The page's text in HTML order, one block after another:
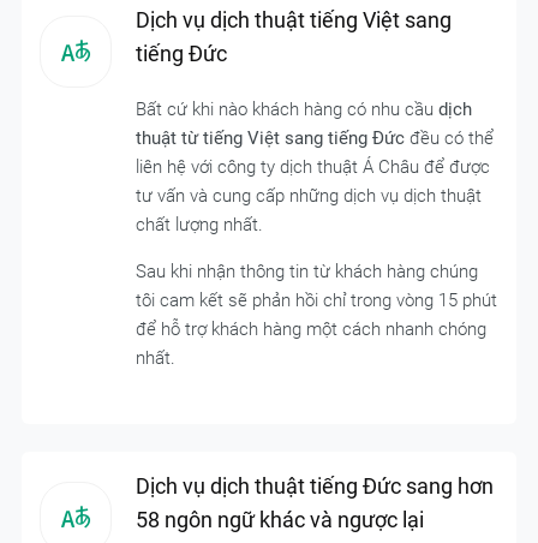
Dịch vụ dịch thuật tiếng Việt sang
tiếng Đức
Bất cứ khi nào khách hàng có nhu cầu dịch
thuật từ tiếng Việt sang tiếng Đứcđều có thể
liên hệ với công ty dịch thuật Á Châu để được
tư vấn và cung cấp những dịch vụ dịch thuật
chất lượng nhất.
Sau khi nhận thông tin từ khách hàng chúng
tôi cam kết sẽ phản hồi chỉ trong vòng 15 phút
để hỗ trợ khách hàng một cách nhanh chóng
nhất.
Dịch vụ dịch thuật tiếng Đức sang hơn
58 ngôn ngữ khác và ngược lại